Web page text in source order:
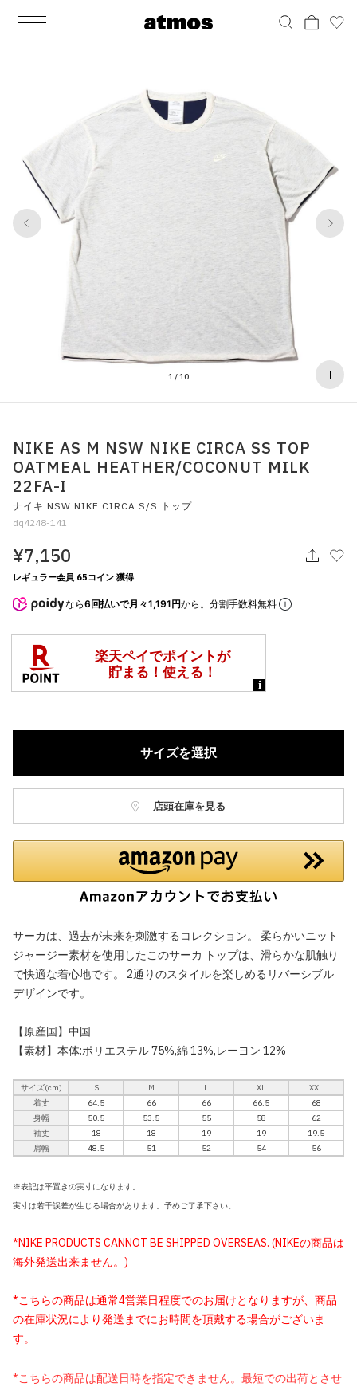
MEN
バッグ
アクセサリー
その他
アディダス ピックアップ
シューズ
サンダル
その他
すべてのシューズ
ライフスタイルランニング
ウェア
アウター
パンツ
ソックス
アンダーウェア
すべてのウェア
バッグ
バックパック / リュック
ショルダー / メッセンジャーバッグ
トート / エコバッグ
クラッチ / セカンドバッグ
ウエストバッグ
すべてのバッグ
アクセサリー
グッズ / アクセサリー
その他
すべてのアクセサリー
その他
おもちゃ / フィギュア
その他
すべてのその他
WOMENS
バッグ
アクセサリー
その他
アディダス ピックアップ
シューズ
サンダル / パンプス
その他
すべてのシューズ
ライフスタイルランニング
ウェア
アウター
パンツ
ワンピース
スカート
アンダーウェア
すべてのウェア
バッグ
バックパック / リュック
ショルダー / メッセンジャーバッグ
トート / エコバッグ
クラッチ / セカンドバッグ
ウエストバッグ
すべてのバッグ
アクセサリー
グッズ / アクセサリー
その他
すべてのアクセサリー
その他
おもちゃ / フィギュア
その他
すべてのその他
1 /10
1 10
NIKE AS M NSW NIKE CIRCA SS TOP
OATMEAL HEATHER/COCONUT MILK
22FA-I
ナイキ NSW NIKE CIRCA S/S トップ
dq4248-141
¥7,150
レギュラー会員 65コイン 獲得
なら6回払いで月々1,191円から。分割手数料無料
サイズを選択
店頭在庫を見る
サーカは、過去が未来を刺激するコレクション。 柔らかいニット
ジャージー素材を使用したこのサーカ トップは、滑らかな肌触り
で快適な着心地です。 2通りのスタイルを楽しめるリバーシブル
デザインです。
【原産国】中国
【素材】本体:ポリエステル 75%,綿 13%,レーヨン 12%
サイズ(cm) S M L XL
XXL
着丈
64.5 66 66 66.5
68
身幅
50.5 53.5 55 58
62
袖丈
18 18 19 19
19.5
肩幅
48.5 51 52 54 56
※表記は平置きの実寸になります。
実寸は若干誤差が生じる場合があります。予めご了承下さい。
*NIKE PRODUCTS CANNOT BE SHIPPED OVERSEAS. (NIKEの商品は
海外発送出来ません。)
*こちらの商品は通常4営業日程度でのお届けとなりますが、商品
の在庫状況により発送までにお時間を頂戴する場合がございま
す。
*こちらの商品は配送日時を指定できません。最短での出荷とさせ